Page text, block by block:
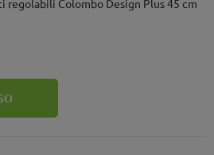
regolabili Colombo Design Plus 45 cm